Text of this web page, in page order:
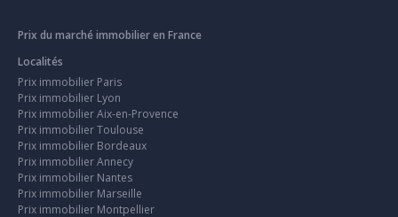
Prix du marché immobilier en France
Localités
Prix immobilier Paris
Prix immobilier Lyon
Prix immobilier Aix-en-Provence
Prix immobilier Toulouse
Prix immobilier Bordeaux
Prix immobilier Annecy
Prix immobilier Nantes
Prix immobilier Marseille
Prix immobilier Montpellier